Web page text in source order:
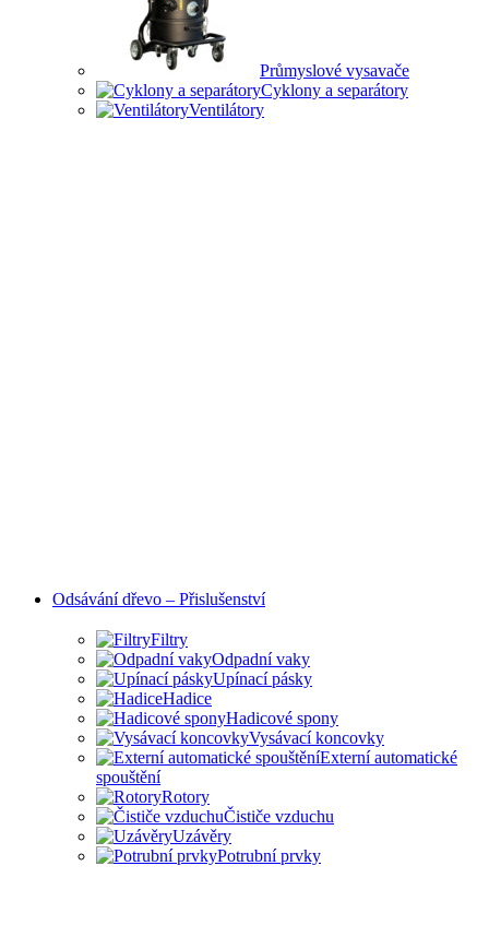
Průmyslové vysavače
Cyklony a separátory
Ventilátory
Odsávání dřevo – Přislušenství
Filtry
Odpadní vaky
Upínací pásky
Hadice
Hadicové spony
Vysávací koncovky
Externí automatické
spouštění
Rotory
Čističe vzduchu
Uzávěry
Potrubní prvky